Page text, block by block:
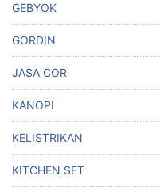
GEBYOK
GORDIN
JASA COR
KANOPI
KELISTRIKAN
KITCHEN SET